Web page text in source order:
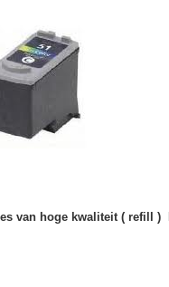
van hoge kwaliteit ( refill )